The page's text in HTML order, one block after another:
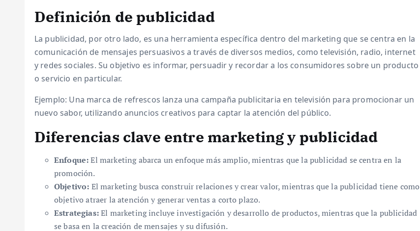
Definición de publicidad
La publicidad, por otro lado, es una herramienta específica dentro del marketing que se centra en la
comunicación de mensajes persuasivos a través de diversos medios, como televisión, radio, internet
y redes sociales. Su objetivo es informar, persuadir y recordar a los consumidores sobre un producto
o servicio en particular.
Ejemplo: Una marca de refrescos lanza una campaña publicitaria en televisión para promocionar un
nuevo sabor, utilizando anuncios creativos para captar la atención del público.
Diferencias clave entre marketing y publicidad
Enfoque:El marketing abarca un enfoque más amplio, mientras que la publicidad se centra en la
promoción.
Objetivo: El marketing busca construir relaciones y crear valor, mientras que la publicidad tiene como
objetivo atraer la atención y generar ventas a corto plazo.
Estrategias:El marketing incluye investigación y desarrollo de productos, mientras que la publicidad
se basa en la creación de mensajes y su difusión.